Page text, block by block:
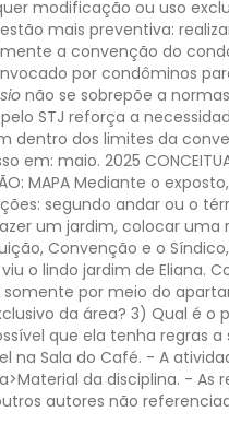
modificação ou uso
mais preventiva:
a convenção do
por condôminos
não se sobrepõe a
STJ reforça a
dentro dos limites da
em: maio. 2025
MAPA Mediante o
segundo andar ou o
um jardim, colocar uma
Convenção e o
o lindo jardim de
por meio do
da área? 3) Qual é o
que ela tenha regras
Sala do Café. - A
da disciplina. -
autores não